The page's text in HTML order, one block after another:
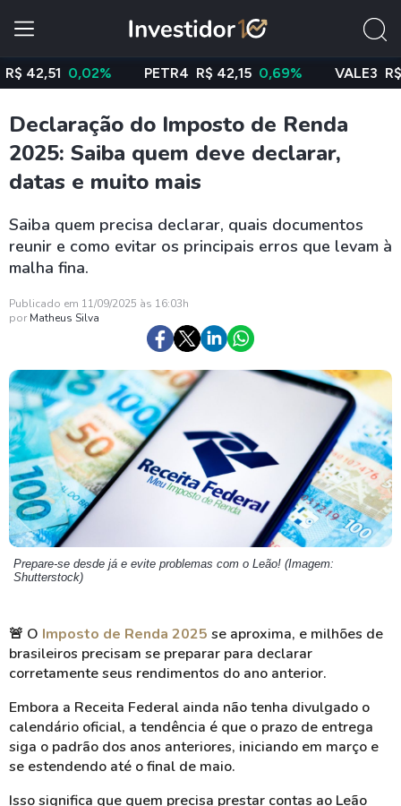
0,02% PETR4 R$ 42,15 0,69% VALE3 R$ 76,14
Declaração do Imposto de Renda
2025: Saiba quem deve declarar,
datas e muito mais
Saiba quem precisa declarar, quais documentos
reunir e como evitar os principais erros que levam à
malha fina.
Publicado em 11/09/2025 às 16:03h
por Matheus Silva
Prepare-se desde já e evite problemas com o Leão! (Imagem:
Shutterstock)
🚨 O Imposto de Renda 2025 se aproxima, e milhões de
brasileiros precisam se preparar para declarar
corretamente seus rendimentos do ano anterior.
Embora a Receita Federal ainda não tenha divulgado o
calendário oficial, a tendência é que o prazo de entrega
siga o padrão dos anos anteriores, iniciando em março e
se estendendo até o final de maio.
Isso significa que quem precisa prestar contas ao Leão